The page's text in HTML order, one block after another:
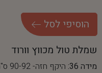
הוסיפי לסל
שמלת טול מכווץ וורוד
מידה 36:
היקף חזה- 90-92 ס"מ, היקף מותן- 68 ס"מ